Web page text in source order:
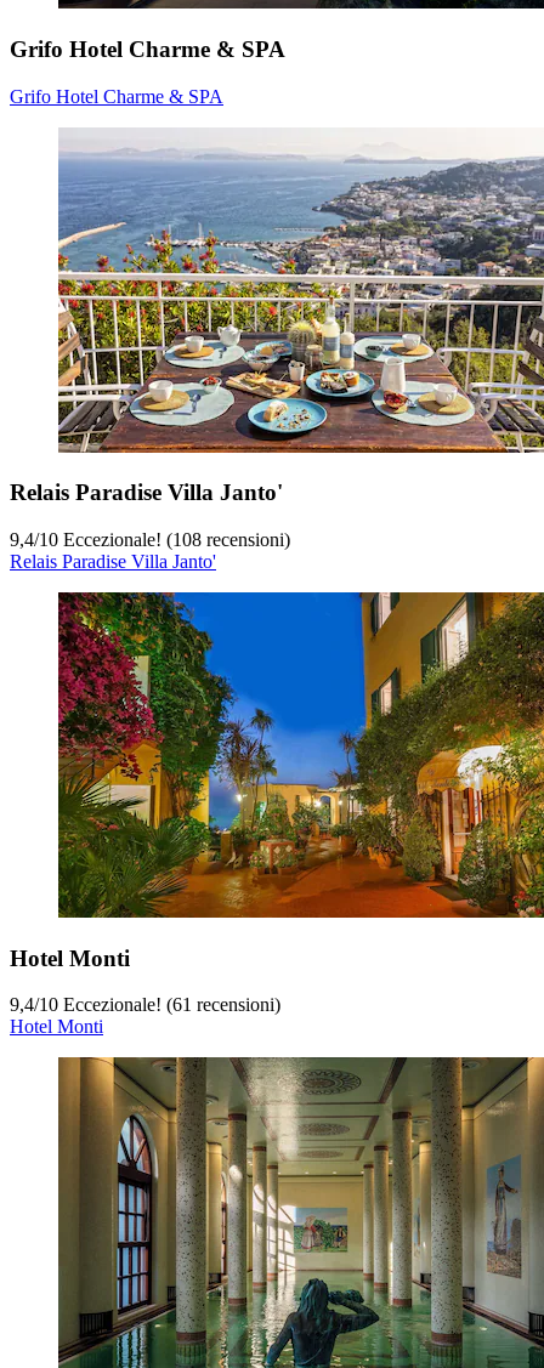
Grifo Hotel Charme & SPA
Grifo Hotel Charme & SPA
Relais Paradise Villa Janto'
9,4/10 Eccezionale! (108 recensioni)
Relais Paradise Villa Janto'
Hotel Monti
9,4/10 Eccezionale! (61 recensioni)
Hotel Monti